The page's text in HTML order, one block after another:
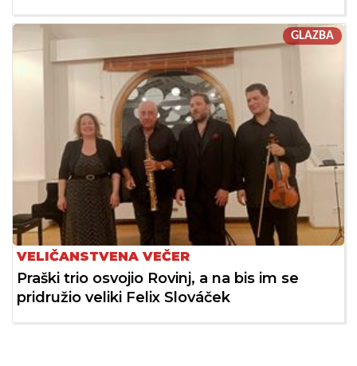
GLAZBA
VELIČANSTVENA VEČER
Praški trio osvojio Rovinj, a na bis im se
pridružio veliki Felix Slováček